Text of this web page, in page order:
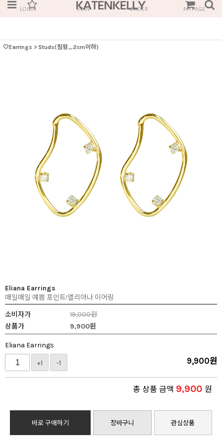
LOGIN JOIN ORDER MYPAGE
🤍Earrings > Studs(침형_2cm이하)
Eliana Earrings
매일매일 예쁨 포인트!엘리아나 이어링
소비자가
19,000원
상품가
9,900원
Eliana Earrings
+1 -1 9,900원
총 상품 금액 9,900 원
바로 구매하기 장바구니 관심상품